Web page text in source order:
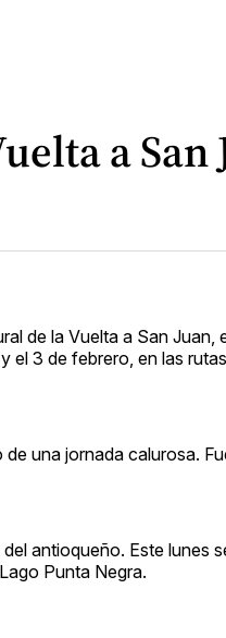
a San
de la Vuelta a San Juan,
el 3 de febrero, en las
una jornada calurosa.
antioqueño. Este lunes
Punta Negra.